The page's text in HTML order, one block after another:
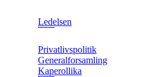
Ledelsen
Privatlivspolitik
Generalforsamling
Kaperollika